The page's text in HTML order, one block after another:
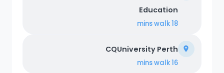
Education
18 mins
walk
CQUniversity Perth
16 mins
walk